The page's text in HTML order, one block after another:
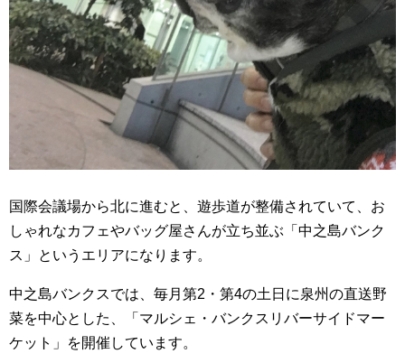
国際会議場から北に進むと、遊歩道が整備されていて、お
しゃれなカフェやバッグ屋さんが立ち並ぶ「中之島バンク
ス」というエリアになります。
中之島バンクスでは、毎月第2・第4の土日に泉州の直送野
菜を中心とした、「マルシェ・バンクスリバーサイドマー
ケット」を開催しています。